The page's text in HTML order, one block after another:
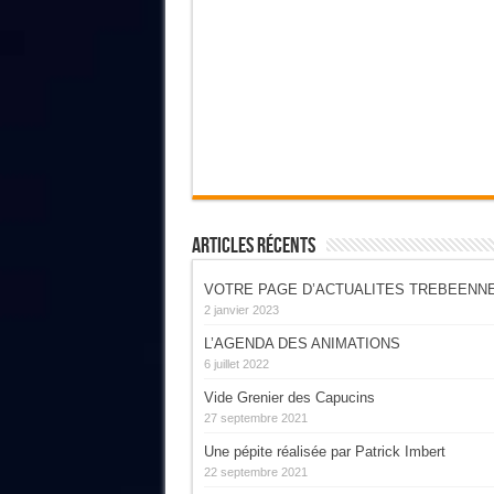
Articles Récents
VOTRE PAGE D’ACTUALITES
2 janvier 2023
L’AGENDA DES ANIMATIONS
6 juillet 2022
Vide Grenier des Capucins
27 septembre 2021
Une pépite réalisée par Patrick Imbert
22 septembre 2021